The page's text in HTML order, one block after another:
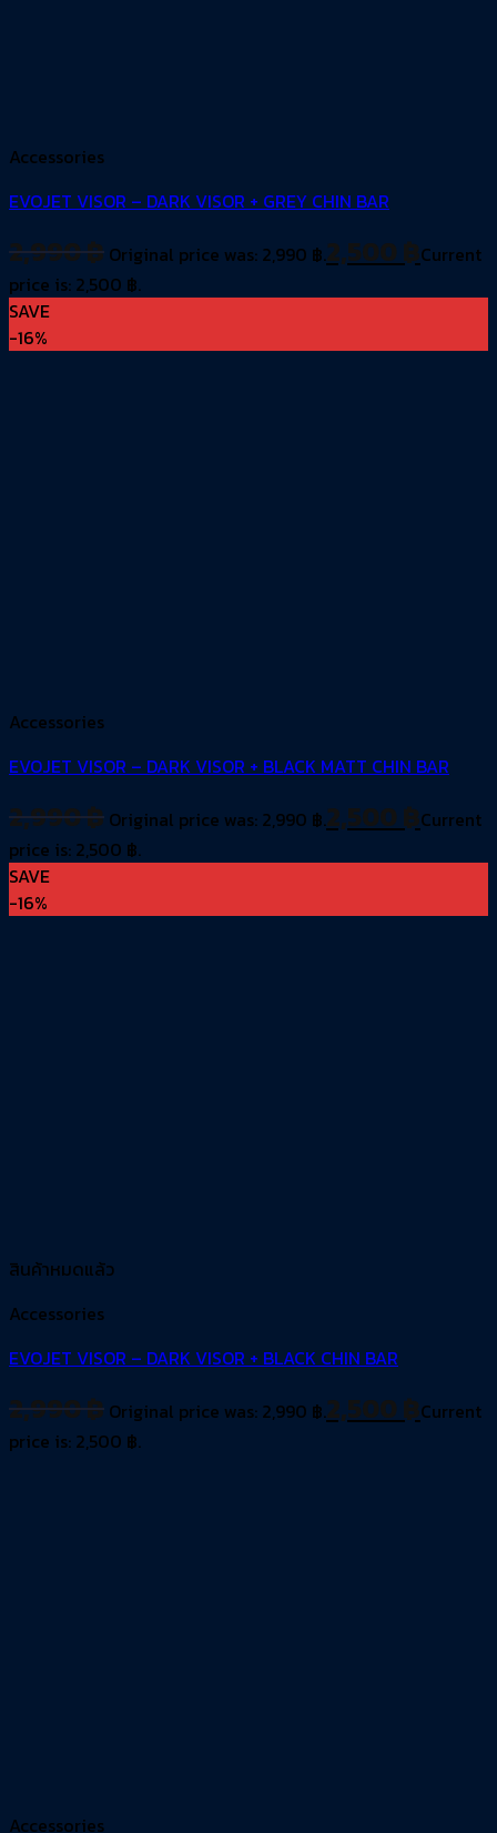
Accessories
EVOJET VISOR – DARK VISOR + GREY CHIN BAR
2,990฿ Original price was: 2,990 ฿.2,500 ฿Current
price is: 2,500 ฿.
SAVE
-16%
Accessories
EVOJET VISOR – DARK VISOR + BLACK MATT CHIN BAR
2,990฿ Original price was: 2,990 ฿.2,500 ฿Current
price is: 2,500 ฿.
SAVE
-16%
สินค้าหมดแล้ว
Accessories
EVOJET VISOR – DARK VISOR + BLACK CHIN BAR
2,990฿ Original price was: 2,990 ฿.2,500 ฿Current
price is: 2,500 ฿.
Accessories